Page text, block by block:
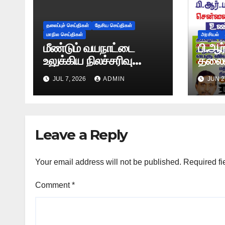
தலைப்புச் செய்திகள்
தேசிய செய்திகள்
மாநில செய்திகள்
மீண்டும் வயநாட்டை
உலுக்கிய நிலச்சரிவு
-அதிர்ச்சியூட்டும்
காட்சிகள்!
JUL 7, 2026 ADMIN
அரசியல்
JUN
Leave a Reply
Your email address will not be published. Required
Comment*